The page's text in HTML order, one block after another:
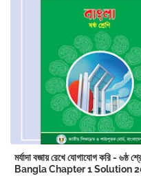
মর্যাদা বজায় রেখে যোগাযোগ করি - ৬ষ্ঠ
Bangla Chapter 1 ‍Solution